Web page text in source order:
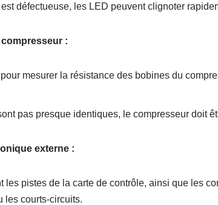
défectueuse, les LED peuvent clignoter
:
mesurer la résistance des bobines du
pas presque identiques, le compresseur doit
externe :
les pistes de la carte de contrôle, ainsi que les
les courts-circuits.